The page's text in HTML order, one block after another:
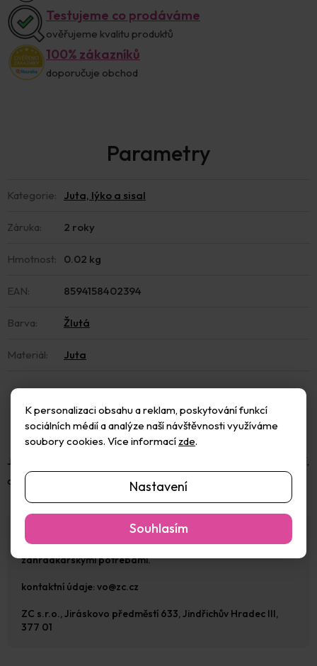
K personalizaci obsahu a reklam, poskytování funkcí
sociálních médií a analýze naší návštěvnosti využíváme
soubory cookies. Více informací zde.
Nastavení
Souhlasím
Testujeme co prodáváme
ověřujeme kvalitu produktů
100% zákazníků
doporučuje obchod
Jutová stuha 4-5cmx3m. Aranžérská stuha je vhodná na zdobení,
dekorování a tvoření.
Kategorie: Juta, lýko a sisal
Záruka: 2 roky
Hmotnost: 0.02 kg
EAN: 8594158402394
Barva: Žlutá
Materiál: Juta
ZC s.r.o. je zavedená česká společnost zaměřená na
velkoobchod i maloobchod se zahradnickými a
zahrádkářskými potřebami.
kontaktní údaje:vo@zc.cz
ZC s.r.o., Jiráskovo předměstí 633, Jindřichův Hradec III,
377 01